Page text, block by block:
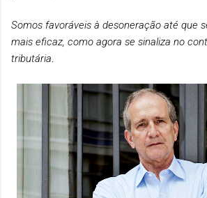
Somos favoráveis à desoneração até que
mais eficaz, como agora se sinaliza no
tributária.